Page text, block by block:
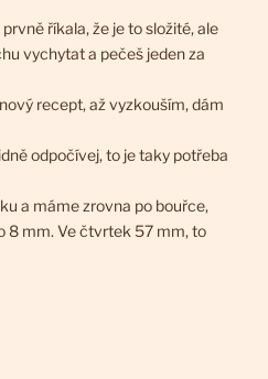
říkala, že je to složité, ale
vychytat a pečeš jeden za
recept, až vyzkouším, dám
odpočívej, to je taky potřeba
a máme zrovna po bouřce,
8 mm. Ve čtvrtek 57 mm, to